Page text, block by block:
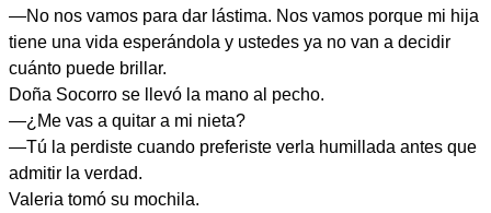
—No nos vamos para dar lástima. Nos vamos porque mi hija
tiene una vida esperándola y ustedes ya no van a decidir
cuánto puede brillar.
Doña Socorro se llevó la mano al pecho.
—¿Me vas a quitar a mi nieta?
—Tú la perdiste cuando preferiste verla humillada antes que
admitir la verdad.
Valeria tomó su mochila.